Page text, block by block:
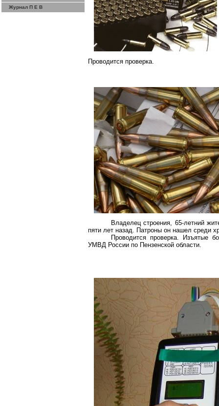
Журнал П Е В
Проводится проверка.
Владелец строения, 65-летний
пяти лет назад. Патроны он нашел среди
Проводится проверка. Изъятые
УМВД России по Пензенской области.